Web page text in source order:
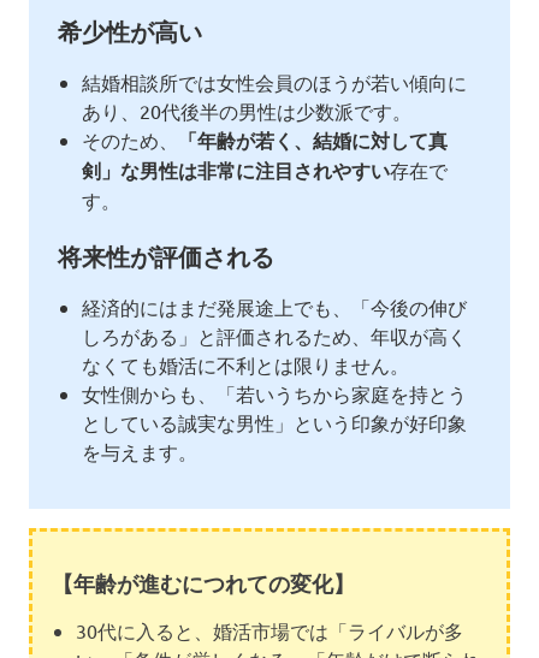
希少性が高い
結婚相談所では女性会員のほうが若い傾向に
あり、20代後半の男性は少数派です。
そのため、
「年齢が若く、結婚に対して真
剣」な男性は非常に注目されやすい存在で
す。
将来性が評価される
経済的にはまだ発展途上でも、「今後の伸び
しろがある」と評価されるため、年収が高く
なくても婚活に不利とは限りません。
女性側からも、「若いうちから家庭を持とう
としている誠実な男性」という印象が好印象
を与えます。
【年齢が進むにつれての変化】
30代に入ると、婚活市場では「ライバルが多